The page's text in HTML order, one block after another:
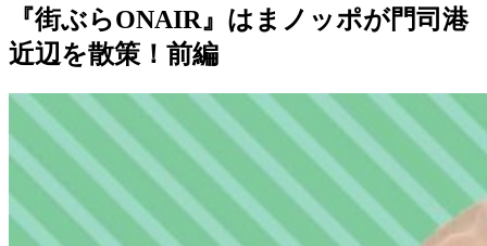
『街ぶらONAIR』はまノッポが門司港
近辺を散策！前編